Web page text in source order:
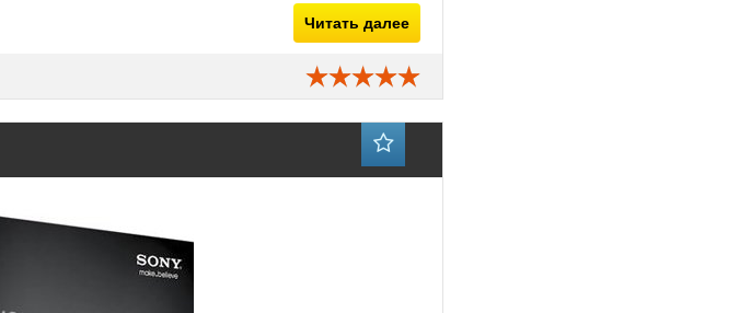
Читать далее